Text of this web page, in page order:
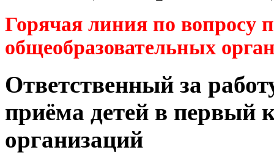
Горячая линия по вопросу
общеобразовательных
Ответственный за
приёма детей в первый
организаций